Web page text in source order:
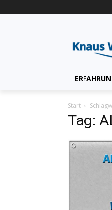
Start
Tag: